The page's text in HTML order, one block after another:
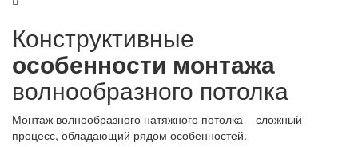
Конструктивные
особенности монтажа
волнообразного потолка
Монтаж волнообразного натяжного потолка – сложный
процесс, обладающий рядом особенностей.